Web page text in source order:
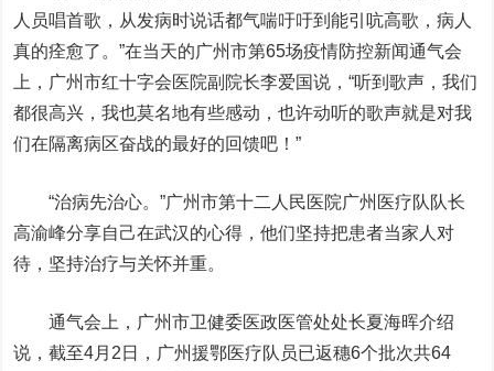
人员唱首歌，从发病时说话都气喘吁吁到能引吭高歌，病人
真的痊愈了。”在当天的广州市第65场疫情防控新闻通气会
上，广州市红十字会医院副院长李爱国说，“听到歌声，我们
都很高兴，我也莫名地有些感动，也许动听的歌声就是对我
们在隔离病区奋战的最好的回馈吧！”
“治病先治心。”广州市第十二人民医院广州医疗队队长
高渝峰分享自己在武汉的心得，他们坚持把患者当家人对
待，坚持治疗与关怀并重。
通气会上，广州市卫健委医政医管处处长夏海晖介绍
说，截至4月2日，广州援鄂医疗队员已返穗6个批次共64